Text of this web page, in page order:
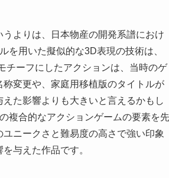
よりは、日本物産の開発系譜におけ
を用いた擬似的な3D表現の技術は、
チーフにしたアクションは、当時のゲ
変更や、家庭用移植版のタイトルが
た影響よりも大きいと言えるかもし
複合的なアクションゲームの要素を先
ニークさと難易度の高さで強い印象
与えた作品です。